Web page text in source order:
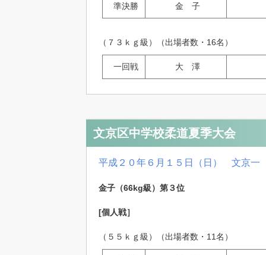
準決勝 金 子
（７３ｋｇ級）（出場者数・16名）
一回戦 大 澤
文京区中学校柔道夏季大会
平成２０年６月１５日（日） 文京一
金子（66kg級）第３位
[個人戦］
（５５ｋｇ級）（出場者数・11名）